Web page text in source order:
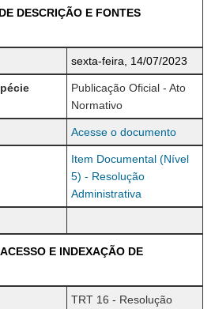
DESCRIÇÃO E FONTES
sexta-feira, 14/07/2023
Publicação Oficial - Ato
Normativo
Acesse o documento
Item Documental (Nível
5) - Resolução
Administrativa
E INDEXAÇÃO DE
TRT 16 - Resolução